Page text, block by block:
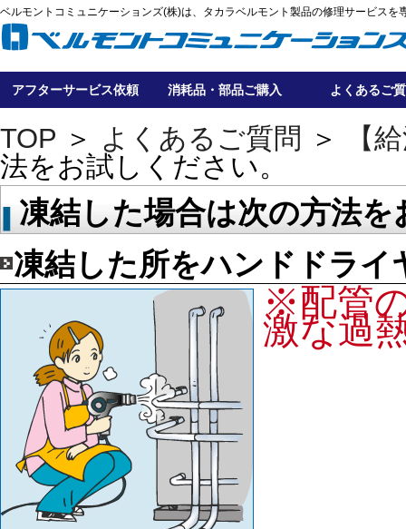
ベルモントコミュニケーションズ(株)は、タカラベルモント製品の修理サービスを
アフターサービス依頼 消耗品・部品ご購入 よくあるご
TOP ＞ よくあるご質問 ＞
【
法をお試しください。
凍結した場合は次の方法
凍結した所をハンドドラ
※配管
激な過